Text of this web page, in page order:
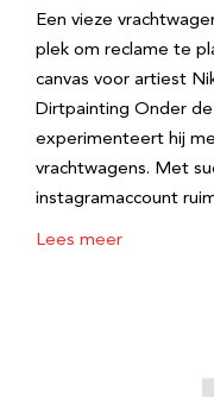
Een vieze
plek om reclame te
canvas voor artiest
Dirtpainting Onder
experimenteert hij
vrachtwagens. Met
instagramaccount
Lees meer